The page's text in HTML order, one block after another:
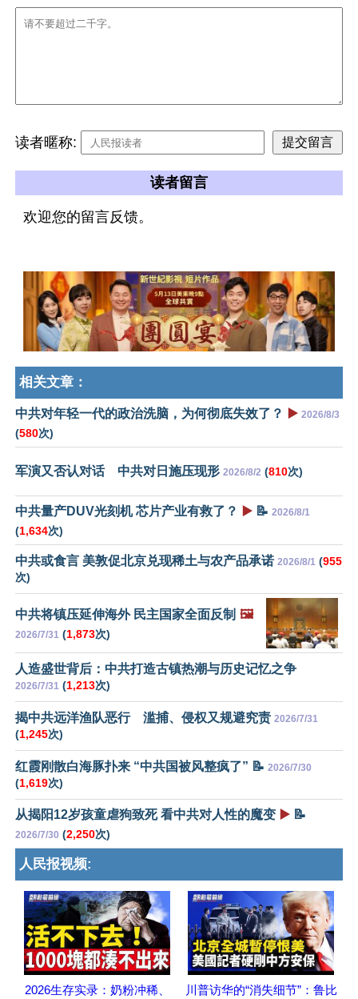
读者暱称:
读者留言
欢迎您的留言反馈。
相关文章：
中共对年轻一代的政治洗脑，为何彻底失效了？ ▶️ 2026/8/3
(580次)
军演又否认对话 中共对日施压现形 2026/8/2 (810次)
中共量产DUV光刻机 芯片产业有救了？ ▶️ 📝 2026/8/1
(1,634次)
中共或食言 美敦促北京兑现稀土与农产品承诺 2026/8/1 (955
次)
中共将镇压延伸海外 民主国家全面反制 🖼️
2026/7/31 (1,873次)
人造盛世背后：中共打造古镇热潮与历史记忆之争
2026/7/31 (1,213次)
揭中共远洋渔队恶行 滥捕、侵权又规避究责 2026/7/31
(1,245次)
红霞刚散白海豚扑来 “中共国被风整疯了” 📝 2026/7/30
(1,619次)
从揭阳12岁孩童虐狗致死 看中共对人性的魔变 ▶️ 📝
2026/7/30 (2,250次)
人民报视频:
2026生存实录：奶粉冲稀、
川普访华的“消失细节”：鲁比